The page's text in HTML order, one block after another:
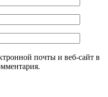
почты и веб-сайт в